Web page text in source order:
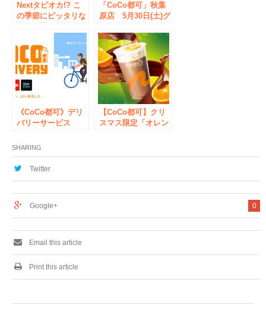
Nextタピオカ!? こ
の季節にピッタリな
「CoCo都可」秋葉
原店 5月30日(土)グ
《CoCo都可》デリ
バリーサービス
前館」を導入！
【CoCo都可】クリ
スマス限定「オレン
SHARING
Twitter
0
Google+
Email this article
Print this article